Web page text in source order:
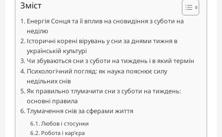
Зміст
Енергія Сонця та її вплив на сновидіння з суботи на
неділю
Історичні корені вірувань у сни за днями тижня в
українській культурі
Чи збуваються сни з суботи на тиждень і в який термін
Психологічний погляд: як наука пояснює силу
недільних снів
Як правильно тлумачити сни з суботи на тиждень:
основні правила
Тлумачення снів за сферами життя
Любов і стосунки
Робота і кар’єра